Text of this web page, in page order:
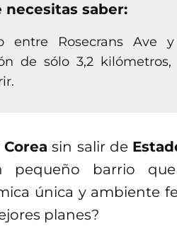
necesitas saber:
entre Rosecrans Ave
de sólo 3,2
Corea sin salir de
pequeño barrio
única y ambiente
planes?